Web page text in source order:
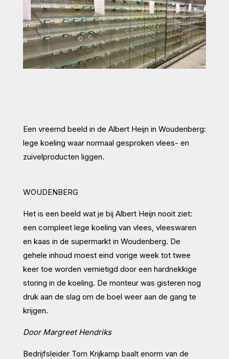
Een vreemd beeld in de Albert Heijn in Woudenberg:
lege koeling waar normaal gesproken vlees- en
zuivelproducten liggen.
WOUDENBERG
Het is een beeld wat je bij Albert Heijn nooit ziet:
een compleet lege koeling van vlees, vleeswaren
en kaas in de supermarkt in Woudenberg. De
gehele inhoud moest eind vorige week tot twee
keer toe worden vernietigd door een hardnekkige
storing in de koeling. De monteur was gisteren nog
druk aan de slag om de boel weer aan de gang te
krijgen.
Door Margreet Hendriks
Bedrijfsleider Tom Krijkamp baalt enorm van de